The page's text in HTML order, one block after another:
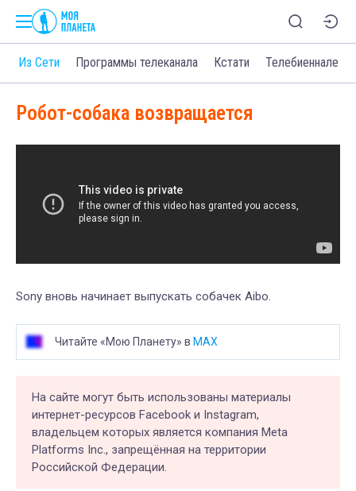
Из Сети Программы телеканала Кстати Телебиеннале
Робот-собака возвращается
Sony вновь начинает выпускать собачек Aibo.
Читайте «Мою Планету» в MAX
На сайте могут быть использованы материалы
интернет-ресурсов Facebook и Instagram,
владельцем которых является компания Meta
Platforms Inc., запрещённая на территории
Российской Федерации.